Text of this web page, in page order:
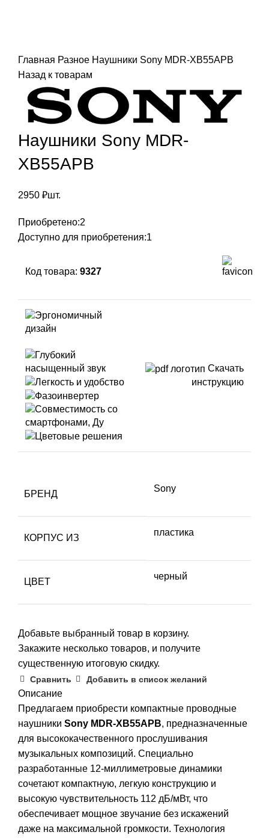
Главная Разное Наушники Sony MDR-XB55APB
Назад к товарам
Наушники Sony MDR-
XB55APB
2950 ₽шт.
Приобретено:2
Доступно для приобретения:1
Код товара: 9327
Скачать
инструкцию
БРЕНД
Sony
КОРПУС ИЗ
пластика
ЦВЕТ
черный
Добавьте выбранный товар в корзину.
Закажите несколько товаров, и получите
существенную итоговую скидку.
Сравнить Добавить в список желаний
Описание
Предлагаем приобрести компактные проводные
наушники Sony MDR-XB55APB, предназначенные
для высококачественного прослушивания
музыкальных композиций. Специально
разработанные 12-миллиметровые динамики
сочетают компактную, легкую конструкцию и
высокую чувствительность 112 дБ/мВт, что
обеспечивает мощное звучание без искажений
даже на максимальной громкости. Технология